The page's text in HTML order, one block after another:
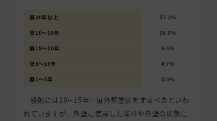
築20年以上 57.1%
築10〜15年 28.5%
築15〜20年 9.5%
築5〜10年 4.7%
築1〜5年 0.0%
一般的には10∼15年一度外壁塗装をするべきといわ
れていますが、外壁に使用した塗料や外壁の状態に